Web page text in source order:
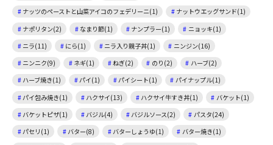
ナッツのペーストと山菜アイコのフェデリーニ(1)
ナットウエッグサンド(1)
ナポリタン(2)
なまり節(1) ナンプラー(1)
ニョッキ(1)
ニラ(11)
にら(1) ニラ入り親子丼(1)
ニンジン(16)
ニンニク(9)
ネギ(1) ねぎ(2) のり(2)
ハーブ(2)
ハーブ焼き(1)
パイ(1) パイシート(1)
パイナップル(1)
パイ包み焼き(1)
ハクサイ(13) ハクサイ牛すき丼(1)
バケット(1)
バケットピザ(1)
バジル(4) バジルソース(2)
パスタ(24)
パセリ(1)
バター(8) バターしょうゆ(1)
バター焼き(1)